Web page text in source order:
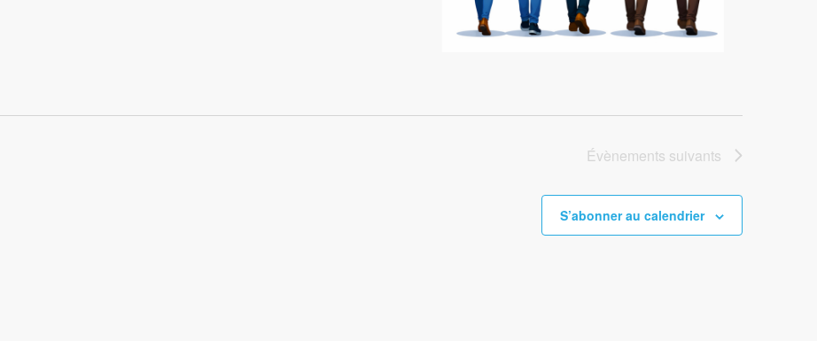
Évènements suivants
S’abonner au calendrier